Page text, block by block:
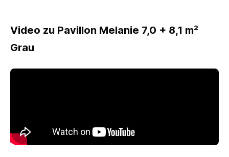
Video zu Pavillon Melanie 7,0 + 8,1 m²
Grau